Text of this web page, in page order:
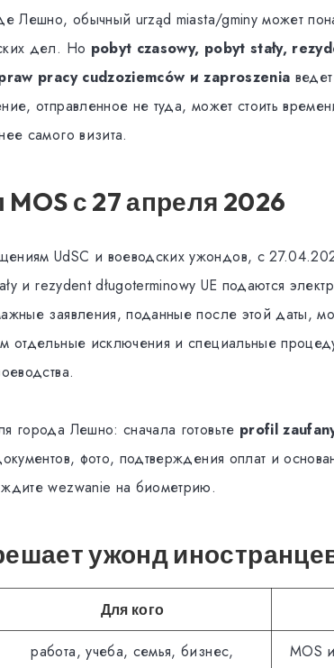
Лешно, обычный urząd miasta/gminy может
дел. Но pobyt czasowy, pobyt stały,
pracy cudzoziemców и zaproszenia
отправленное не туда, может стоить
самого визита.
с 27 апреля 2026
UdSC и воеводских ужондов, с
и rezydent długoterminowy UE подаются
заявления, поданные после этой даты,
отдельные исключения и специальные
города Лешно: сначала готовьте profil
фото, подтверждения оплат и
wezwanie на биометрию.
ужонд
Для кого
работа, учеба, семья, бизнес,
MOS